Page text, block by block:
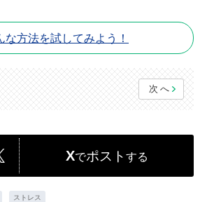
方法を試してみよう！
次へ
Xでポスト する
ストレス